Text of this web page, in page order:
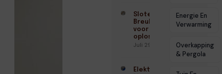
Slotenmaker
Breukelen
voor veilige
oplossingen
Juli 29, 2026
Elektricien
Energie En
Verwarming
Overkapping
& Pergola